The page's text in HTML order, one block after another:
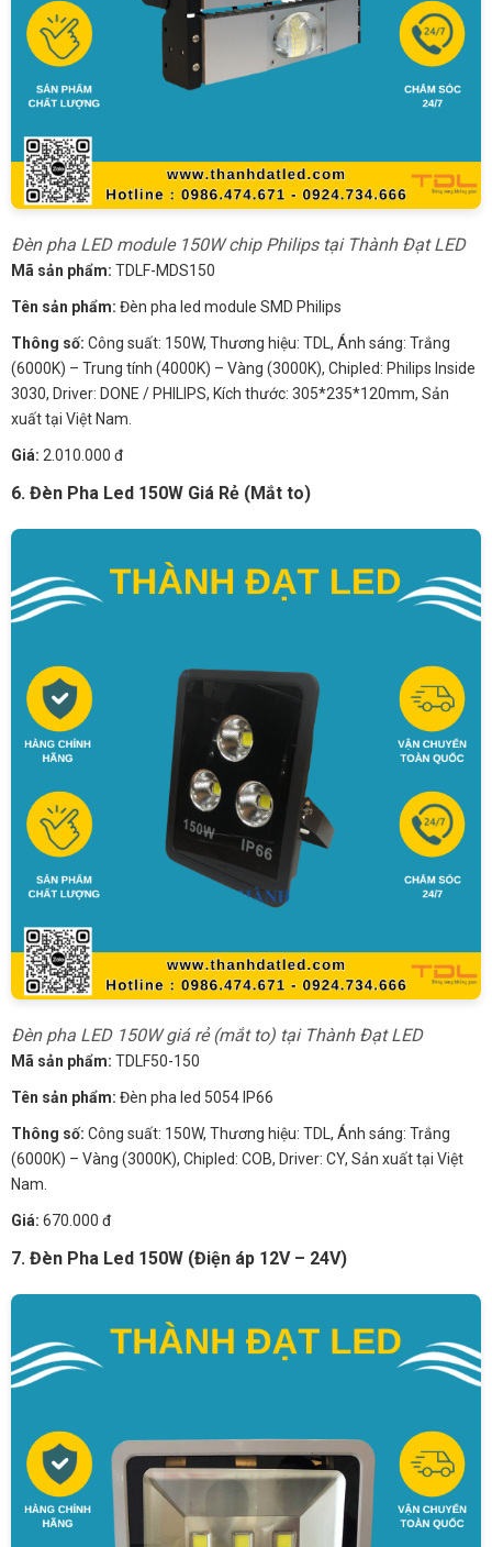
Đèn pha LED module 150W chip Philips tại Thành Đạt LED
Mã sản phẩm: TDLF-MDS150
Tên sản phẩm: Đèn pha led module SMD Philips
Thông số: Công suất: 150W, Thương hiệu: TDL, Ánh sáng: Trắng
(6000K) – Trung tính (4000K) – Vàng (3000K), Chipled: Philips Inside
3030, Driver: DONE / PHILIPS, Kích thước: 305*235*120mm, Sản
xuất tại Việt Nam.
Giá: 2.010.000 đ
6. Đèn Pha Led 150W Giá Rẻ (Mắt to)
Đèn pha LED 150W giá rẻ (mắt to) tại Thành Đạt LED
Mã sản phẩm: TDLF50-150
Tên sản phẩm: Đèn pha led 5054 IP66
Thông số: Công suất: 150W, Thương hiệu: TDL, Ánh sáng: Trắng
(6000K) – Vàng (3000K), Chipled: COB, Driver: CY, Sản xuất tại Việt
Nam.
Giá: 670.000 đ
7. Đèn Pha Led 150W (Điện áp 12V – 24V)